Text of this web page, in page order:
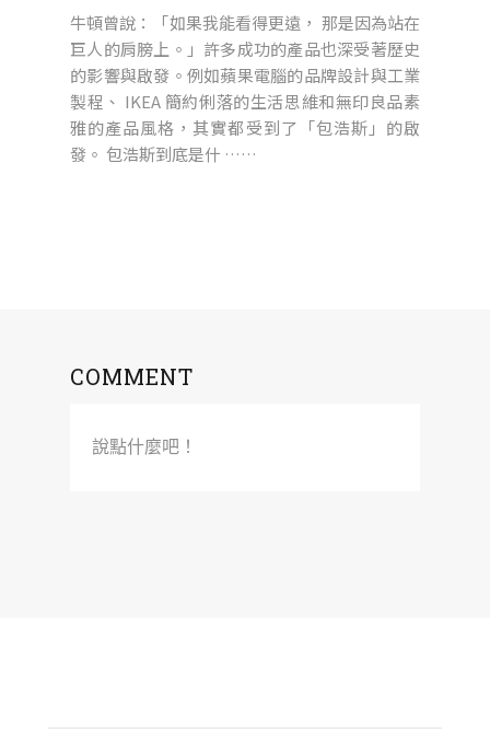
牛頓曾說：「如果我能看得更遠， 那是因為站在
巨人的肩膀上。」許多成功的產品也深受著歷史
的影響與啟發。例如蘋果電腦的品牌設計與工業
製程、 IKEA 簡約俐落的生活思維和無印良品素
雅的產品風格，其實都受到了「包浩斯」的啟
發。 包浩斯到底是什 ……
COMMENT
說點什麼吧！